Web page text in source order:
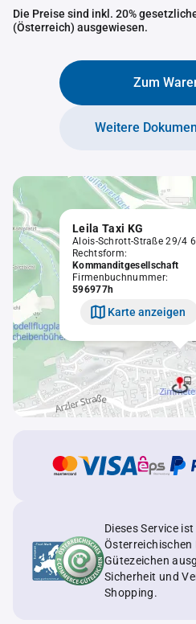
Die Preise sind inkl. 20%
(Österreich) ausgewiesen.
Zum
Weitere
Leila Taxi KG
Alois-Schrott-Straße 29/4
Rechtsform:
Kommanditgesellschaft
Firmenbuchnummer:
596977h
Karte anzeigen
Dieses Service
Österreichischen
Gütezeichen
Sicherheit und
Shopping.